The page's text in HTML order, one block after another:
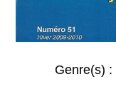
Genre(s) :